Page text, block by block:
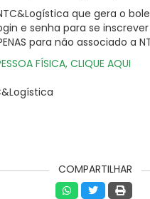
que gera o
e senha para se
para não associado a
FÍSICA, CLIQUE AQUI
COMPARTILHAR